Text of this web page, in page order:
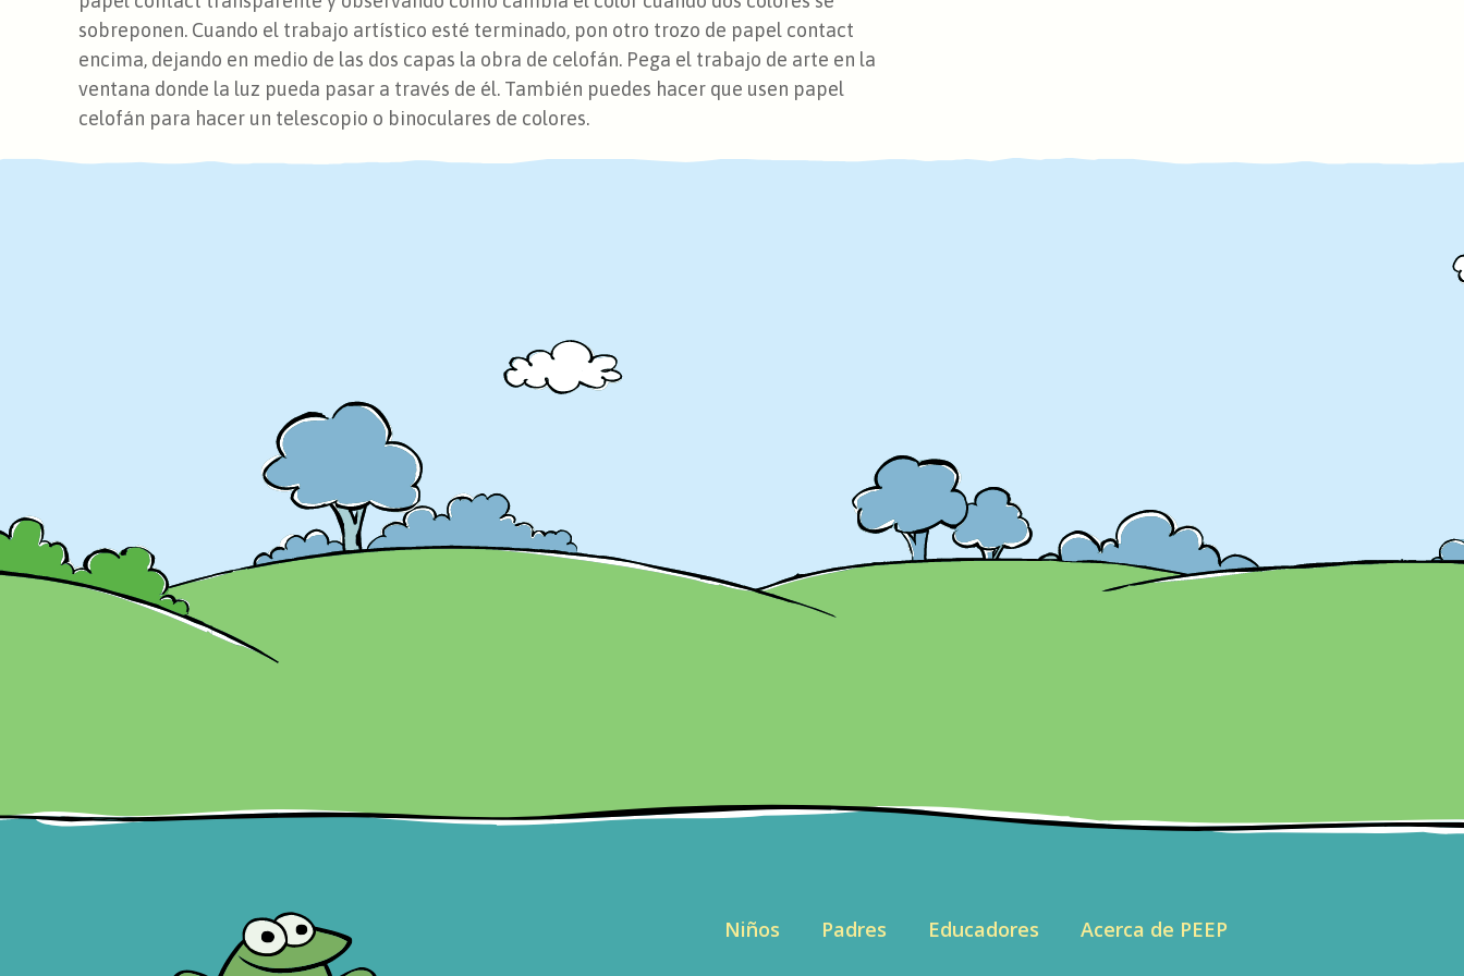
sobreponen. Cuando el trabajo artístico esté terminado, pon otro trozo de papel contact
encima, dejando en medio de las dos capas la obra de celofán. Pega el trabajo de arte en la
ventana donde la luz pueda pasar a través de él. También puedes hacer que usen papel
celofán para hacer un telescopio o binoculares de colores.
Niños Padres Educadores Acerca de PEEP